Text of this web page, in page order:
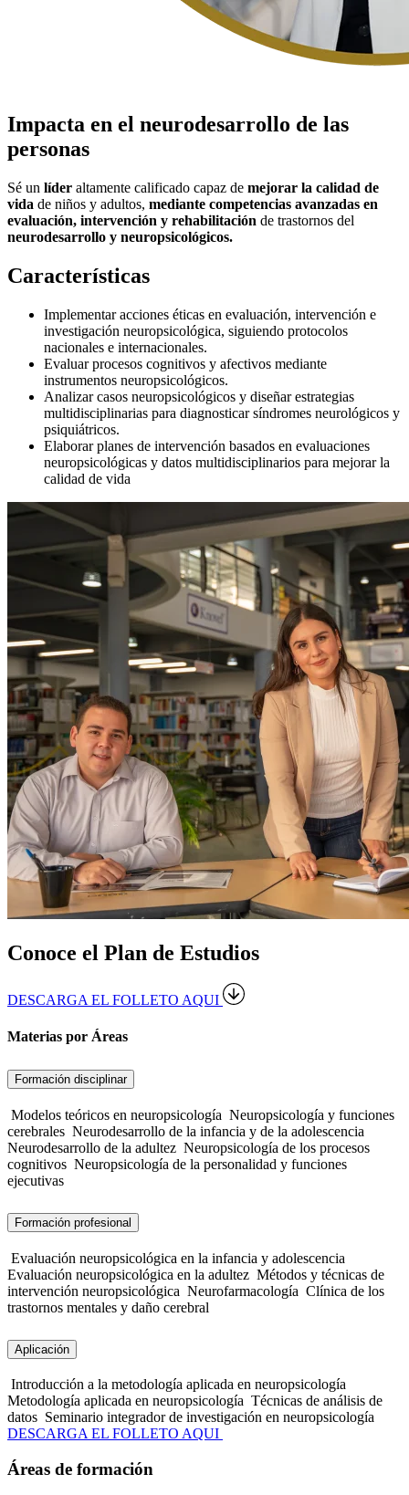
Impacta en el neurodesarrollo de las
personas
Sé un líder altamente calificado capaz de mejorar la calidad de
vida de niños y adultos, mediante competencias avanzadas en
evaluación, intervención y rehabilitación de trastornos del
neurodesarrollo y neuropsicológicos.
Características
Implementar acciones éticas en evaluación, intervención e
investigación neuropsicológica, siguiendo protocolos
nacionales e internacionales.
Evaluar procesos cognitivos y afectivos mediante
instrumentos neuropsicológicos.
Analizar casos neuropsicológicos y diseñar estrategias
multidisciplinarias para diagnosticar síndromes neurológicos y
psiquiátricos.
Elaborar planes de intervención basados en evaluaciones
neuropsicológicas y datos multidisciplinarios para mejorar la
calidad de vida
Conoce el Plan de Estudios
DESCARGA EL FOLLETO AQUI
Materias por Áreas
Formación disciplinar
Modelos teóricos en neuropsicología Neuropsicología y funciones
cerebrales Neurodesarrollo de la infancia y de la adolescencia
Neurodesarrollo de la adultez Neuropsicología de los procesos
cognitivos Neuropsicología de la personalidad y funciones
ejecutivas
Formación profesional
Evaluación neuropsicológica en la infancia y adolescencia
Evaluación neuropsicológica en la adultez Métodos y técnicas de
intervención neuropsicológica Neurofarmacología Clínica de los
trastornos mentales y daño cerebral
Aplicación
Introducción a la metodología aplicada en neuropsicología
Metodología aplicada en neuropsicología Técnicas de análisis de
datos Seminario integrador de investigación en neuropsicología
DESCARGA EL FOLLETO AQUI
Áreas de formación